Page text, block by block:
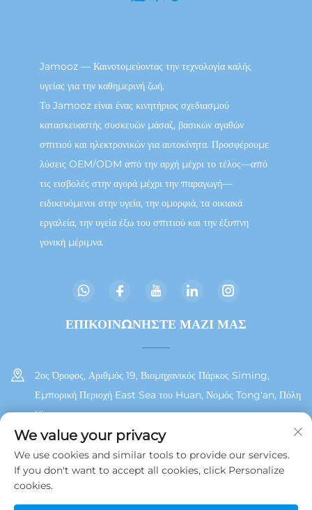
Jamooz — Καινοτομεύοντας την τεχνολογία καλής
υγείας για την καθημερινή ζωή.
Το Jamooz είναι ένας κινητήριος σχεδιασμού
κατασκευαστής συσκευών μάσαζ, βασικών αγαθών
σπιτιού και ηλεκτρονικών για αυτοκίνητα. Προσφέρουμε
λύσεις OEM/ODM από την αρχή μέχρι το τέλος—από
τις εισβολές στην αγορά μέχρι την παραγωγή—
ειδικευόμενοι στην υγεία, την ομορφιά, τα οικιακά
εργαλεία, την υγεία έξω του σπιτιού και την έξυπνη
γονική μέριμνα.
ΕΠΙΚΟΙΝΩΝΗΣΤΕ ΜΑΖΙ ΜΑΣ
2ος Όροφος, Αριθμός 19, Βιομηχανικός Πάρκος Siming,
Εμπορική Περιοχή East Sea του Huan, Νομός Tong'an, Πόλη
Xiamen
+86 13215929911
[email protected]
We value your privacy
We use cookies and similar tools to provide our services.
If you don't want to accept all cookies, click Personalize
cookies.